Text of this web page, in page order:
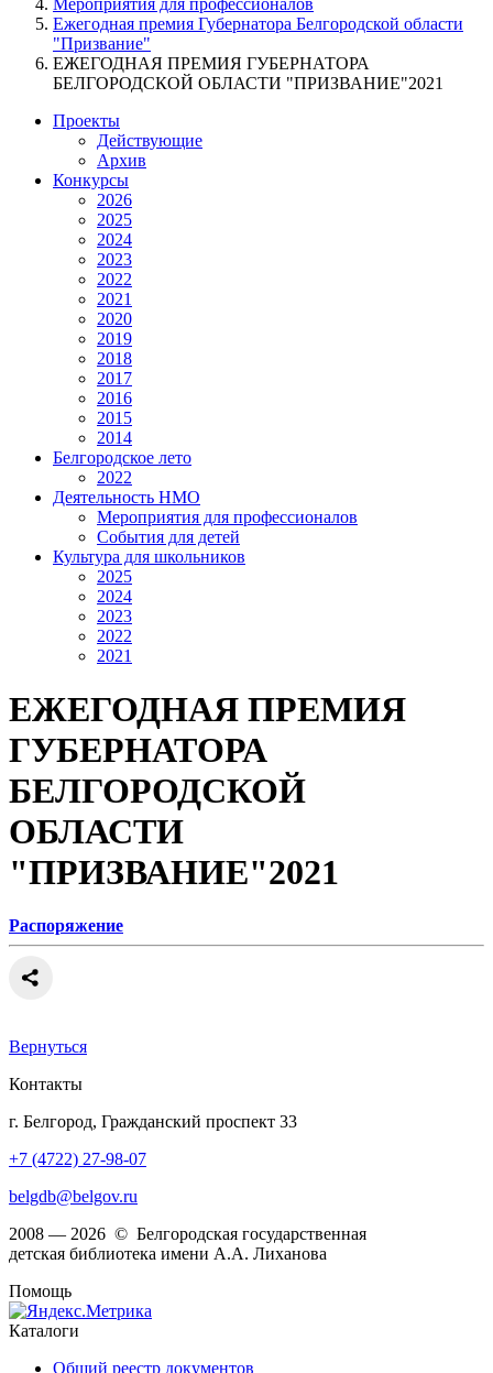
Ежегодная премия Губернатора Белгородской области
"Призвание"
ЕЖЕГОДНАЯ ПРЕМИЯ ГУБЕРНАТОРА
БЕЛГОРОДСКОЙ ОБЛАСТИ "ПРИЗВАНИЕ"2021
Проекты
Действующие
Архив
Конкурсы
2026
2025
2024
2023
2022
2021
2020
2019
2018
2017
2016
2015
2014
Белгородское лето
2022
Деятельность НМО
Мероприятия для профессионалов
События для детей
Культура для школьников
2025
2024
2023
2022
2021
ЕЖЕГОДНАЯ ПРЕМИЯ
ГУБЕРНАТОРА
БЕЛГОРОДСКОЙ
ОБЛАСТИ
"ПРИЗВАНИЕ"2021
Распоряжение
Вернуться
Контакты
г. Белгород, Гражданский проспект 33
+7 (4722) 27-98-07
belgdb@belgov.ru
2008 — 2026 © Белгородская государственная
детская библиотека имени А.А. Лиханова
Помощь
Каталоги
Общий реестр документов